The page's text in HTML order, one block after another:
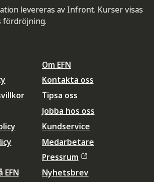
levereras av Infront. Kurser visas
fördröjning.
Om EFN
Kontakta oss
Tipsa oss
Jobba hos oss
Kundservice
Medarbetare
Pressrum
Nyhetsbrev